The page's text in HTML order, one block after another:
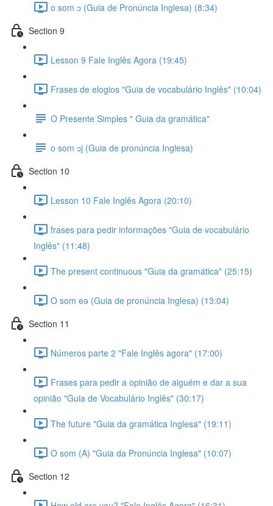
o som ɔ (Guia de Pronúncia Inglesa) (8:34)
Section 9
Lesson 9 Fale Inglês Agora (19:45)
Frases de elogios "Guia de vocabulário Inglês" (10:04)
O Presente Simples " Guia da gramática"
o som ɔj (Guia de pronúncia Inglesa)
Section 10
Lesson 10 Fale Inglês Agora (20:10)
frases para pedir informações "Guia de vocabulário
Inglês" (11:48)
The present continuous "Guia da gramática" (25:15)
O som eə (Guia de pronúncia Inglesa) (13:04)
Section 11
Números parte 2 "Fale Inglês agora" (17:00)
Frases para pedir a opinião de alguém e dar a sua
opinião "Guia de Vocabulário Inglês" (30:17)
The future "Guia da gramática Inglesa" (19:11)
O som (A) "Guia da Pronúncia Inglesa" (10:07)
Section 12